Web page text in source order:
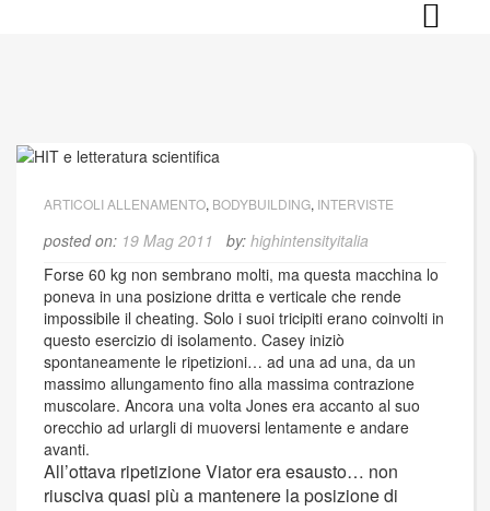
ARTICOLI ALLENAMENTO, BODYBUILDING, INTERVISTE
posted on: 19 Mag 2011 by: highintensityitalia
Forse 60 kg non sembrano molti, ma questa macchina lo
poneva in una posizione dritta e verticale che rende
impossibile il cheating. Solo i suoi tricipiti erano coinvolti in
questo esercizio di isolamento. Casey iniziò
spontaneamente le ripetizioni… ad una ad una, da un
massimo allungamento fino alla massima contrazione
muscolare. Ancora una volta Jones era accanto al suo
orecchio ad urlargli di muoversi lentamente e andare
avanti.
All’ottava ripetizione Viator era esausto… non
riusciva quasi più a mantenere la posizione di